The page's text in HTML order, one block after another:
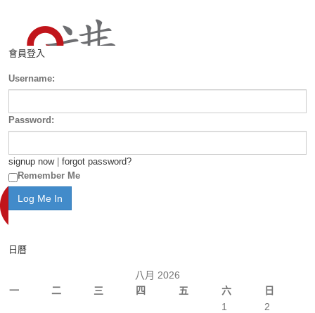
會員登入
Username:
Password:
signup now| forgot password?
Remember Me
日曆
八月 2026
一
二 三 四 五 六 日
1
2